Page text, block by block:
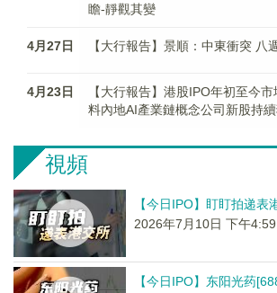
瞻-靜觀其變
4月27日 【大行報告】景順：中東衝突 八
4月23日
【大行報告】港股IPO年初至今
料內地AI產業鏈概念公司新股持
視頻
【今日IPO】盯盯拍递表
2026年7月10日 下午4:59
【今日IPO】东阳光药